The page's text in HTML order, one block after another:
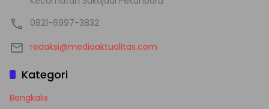
0821-6997-3832
redaksi@mediaaktualitas.com
Kategori
Bengkalis